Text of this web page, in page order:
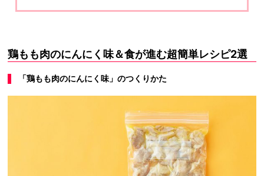
鶏もも肉のにんにく味＆食が進む超簡単レシピ2選
「鶏もも肉のにんにく味」のつくりかた